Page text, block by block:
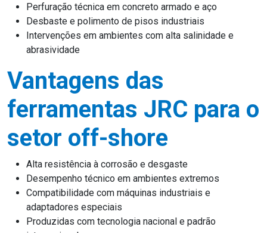
Perfuração técnica em concreto armado e aço
Desbaste e polimento de pisos industriais
Intervenções em ambientes com alta salinidade e
abrasividade
Vantagens das
ferramentas JRC para o
setor off-shore
Alta resistência à corrosão e desgaste
Desempenho técnico em ambientes extremos
Compatibilidade com máquinas industriais e
adaptadores especiais
Produzidas com tecnologia nacional e padrão